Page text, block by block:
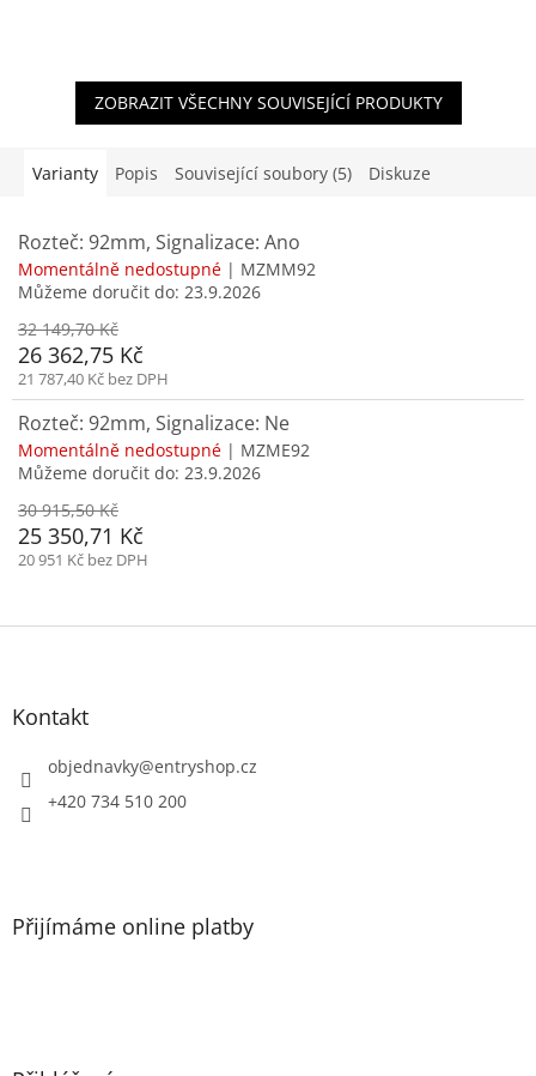
ZOBRAZIT VŠECHNY SOUVISEJÍCÍ PRODUKTY
Varianty Popis Související soubory (5) Diskuze
Rozteč: 92mm, Signalizace: Ano
Momentálně nedostupné | MZMM92
Můžeme doručit do: 23.9.2026
32 149,70 Kč
26 362,75 Kč
21 787,40 Kč bez DPH
Rozteč: 92mm, Signalizace: Ne
Momentálně nedostupné | MZME92
Můžeme doručit do: 23.9.2026
30 915,50 Kč
25 350,71 Kč
20 951 Kč bez DPH
Z
Kontakt
objednavky@entryshop.cz
+420 734 510 200
Přijímáme online platby